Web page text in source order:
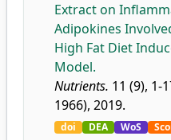
Extract on
Adipokines
High Fat Diet
Model.
Nutrients. 11 (9), 1-
1966), 2019.
doi DEA WoS